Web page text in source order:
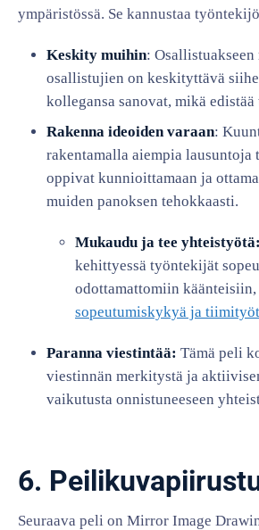
ympäristössä. Se kannustaa
Keskity muihin:
osallistujien on keskityttävä
kollegansa sanovat, mikä
Rakenna ideoiden varaan:
rakentamalla aiempia lausuntoja
oppivat kunnioittamaan ja
muiden panoksen tehokkaasti.
Mukaudu ja tee yhteistyötä:
kehittyessä työntekijät
odottamattomiin käänteisiin,
sopeutumiskykyä ja
Paranna viestintää: Tämä peli
viestinnän merkitystä ja
vaikutusta onnistuneeseen
6.
Seuraava peli on Mirror Image